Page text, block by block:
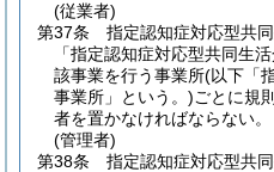
(従業者)
第37条
指定認知症対応型共
「指定認知症対応型共同生
該事業を行う事業所(以下「
事業所」という。)ごとに規
者を置かなければならない。
(管理者)
第38条
指定認知症対応型共